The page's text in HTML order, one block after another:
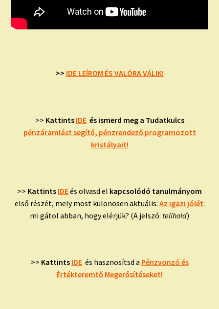
>> IDE LEÍROM ÉS VALÓRA VÁLIK!
>> Kattints IDE és ismerd meg a Tudatkulcs
pénzáramlást segítő, pénzrendező programozott
kristályait!
>> Kattints IDEés olvasd el kapcsolódó tanulmányom
első részét, mely most különösen aktuális: Az igazi jólét:
mi gátol abban, hogy elérjük? (A jelszó: telihold)
>> Kattints IDEés hasznosítsd a Pénzvonzó és
Értékteremtő Megerősítéseket!